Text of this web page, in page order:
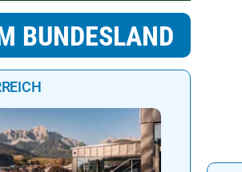
BUNDESLAND